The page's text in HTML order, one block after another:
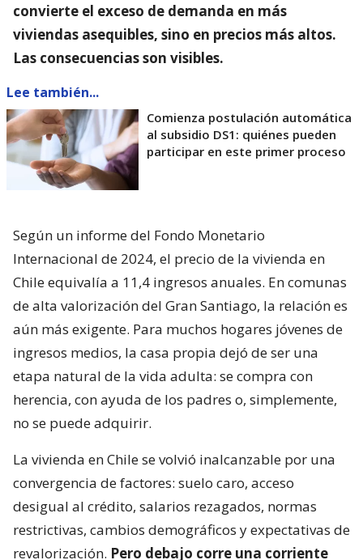
convierte el exceso de demanda en más
viviendas asequibles, sino en precios más altos.
Las consecuencias son visibles.
Lee también...
Comienza postulación automática
al subsidio DS1: quiénes pueden
participar en este primer proceso
Según un informe del Fondo Monetario
Internacional de 2024, el precio de la vivienda en
Chile equivalía a 11,4 ingresos anuales. En comunas
de alta valorización del Gran Santiago, la relación es
aún más exigente. Para muchos hogares jóvenes de
ingresos medios, la casa propia dejó de ser una
etapa natural de la vida adulta: se compra con
herencia, con ayuda de los padres o, simplemente,
no se puede adquirir.
La vivienda en Chile se volvió inalcanzable por una
convergencia de factores: suelo caro, acceso
desigual al crédito, salarios rezagados, normas
restrictivas, cambios demográficos y expectativas de
revalorización. Pero debajo corre una corriente